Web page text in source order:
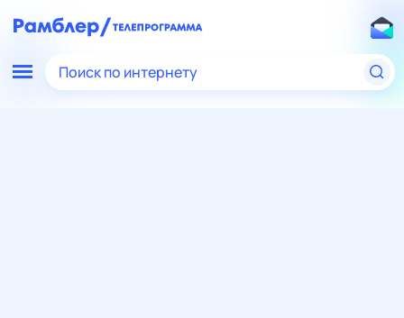
Поиск по интернету